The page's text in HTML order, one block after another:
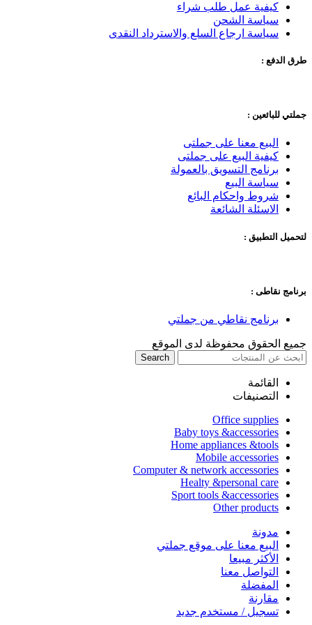
كيفية عمل طلب شراء
سياسة الشحن
سياسة ارجاع السلع والاسترداد النقدى
طرق الدفع :
جملتي للبائعين :
البيع معنا على جملتى
كيفية البيع على جملتى
برنامج التسويق بالعمولة
سياسة البيع
شروط واحكام البائع
الاسئلة الشائعة
لتحميل التطبيق :
برنامج نقاطى :
برنامج نقاطي من جملتي
جميع الحقوق محفوظة لدى الموقع
Search
القائمة
التصنيفات
Office supplies
Baby toys &accessories
Home appliances &tools
Mobile accessories
Computer & network accessories
Healty &personal care
Sport tools &accessories
Other products
مدونة
البيع معنا على موقع جملتي
الأكثر مبيعا
التواصل معنا
المفضلة
مقارنة
تسجيل / مستخدم جديد